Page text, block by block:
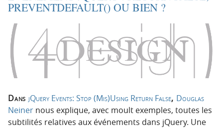
PREVENTDEFAULT() OU BIEN ?
Dans jQuery Events: Stop (Mis)Using Return False, Douglas
Neiner nous explique, avec moult exemples, toutes les
subtilités relatives aux événements dans jQuery. Une